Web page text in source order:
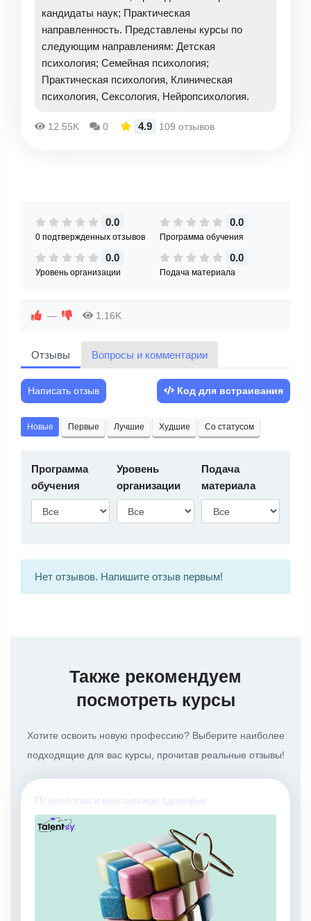
«Нейролингвистика»
Нейрокоррекция в формате сказкотерапии
Онлайн-кабинет психолога «под ключ»
Личный бренд и маркетинг для психолога
Бонусный модуль по работе с приемными
детьми
кандидаты наук; Практическая
направленность. Представлены курсы по
следующим направлениям: Детская
психология; Семейная психология;
Практическая психология, Клиническая
психология, Сексология, Нейропсихология.
12.55K 0 4.9 109 отзывов
0.0
0 подтвержденных отзывов
0.0
Программа обучения
0.0
Уровень организации
0.0
Подача материала
— 1.16K
Отзывы Вопросы и комментарии
Написать отзыв Код для встраивания
Новые Первые Лучшие Худшие Со статусом
Программа
обучения
Уровень
организации
Подача
материала
Нет отзывов. Напишите отзыв первым!
Также рекомендуем
посмотреть курсы
Хотите освоить новую профессию? Выберите наиболее
подходящие для вас курсы, прочитав реальные отзывы!
Психология и ментальное здоровье